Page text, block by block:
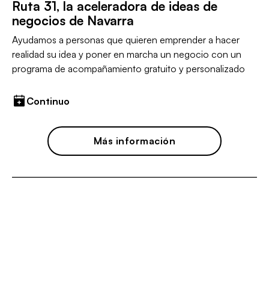
Ruta 31, la aceleradora de ideas de
negocios de Navarra
Ayudamos a personas que quieren emprender a hacer
realidad su idea y poner en marcha un negocio con un
programa de acompañamiento gratuito y personalizado
Continuo
Más información